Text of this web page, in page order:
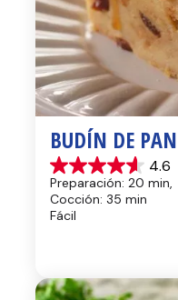
BUDÍN DE
4.6
4.6
de
5
estrellas.
Preparación: 20 min,
Cocción: 35 min
Fácil